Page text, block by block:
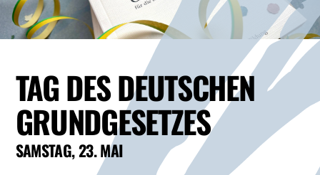
TAG DES DEUTSCHEN
GRUNDGESETZES
SAMSTAG, 23. MAI